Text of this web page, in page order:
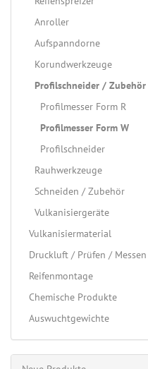
Anroller
Aufspanndorne
Korundwerkzeuge
Profilschneider / Zubehör
Profilmesser Form R
Profilmesser Form W
Profilschneider
Rauhwerkzeuge
Schneiden / Zubehör
Vulkanisiergeräte
Vulkanisiermaterial
Druckluft / Prüfen / Messen
Reifenmontage
Chemische Produkte
Auswuchtgewichte